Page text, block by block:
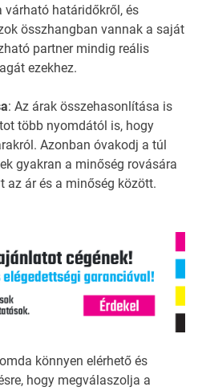
várható határidőkről, és
összhangban vannak a saját
partner mindig reális
ezekhez.
: Az árak összehasonlítása is
több nyomdától is, hogy
Azonban óvakodj a túl
gyakran a minőség rovására
az ár és a minőség között.
könnyen elérhető és
hogy megválaszolja a